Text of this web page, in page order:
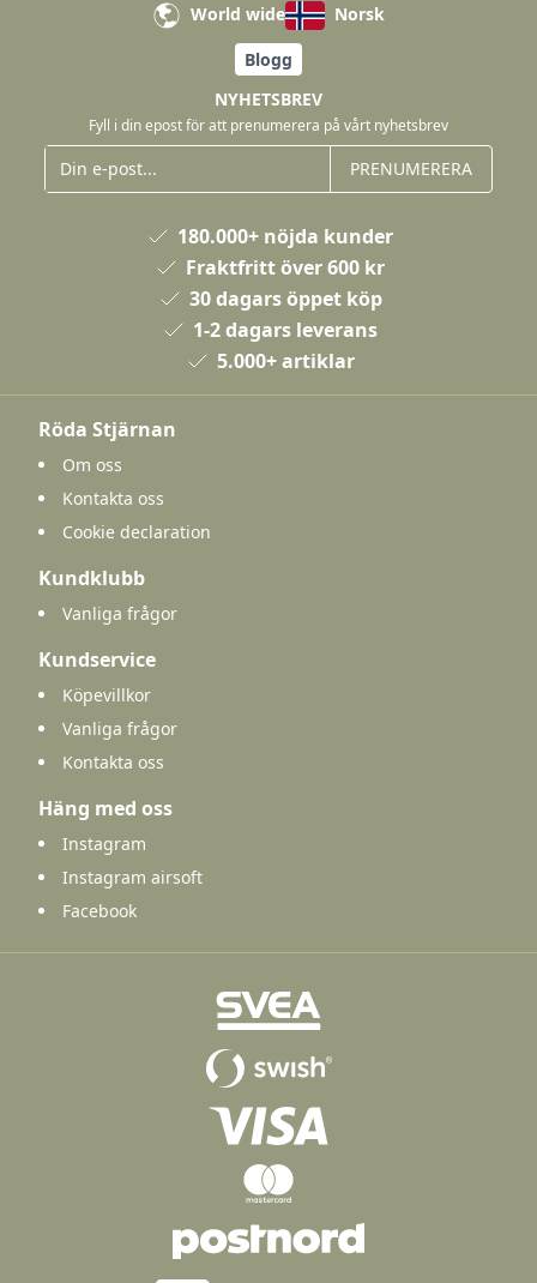
World wide
Norsk
Blogg
NYHETSBREV
Fyll i din epost för att prenumerera på vårt nyhetsbrev
PRENUMERERA
180.000+ nöjda kunder
Fraktfritt över 600 kr
30 dagars öppet köp
1-2 dagars leverans
5.000+ artiklar
Röda Stjärnan
Om oss
Kontakta oss
Cookie declaration
Kundklubb
Vanliga frågor
Kundservice
Köpevillkor
Vanliga frågor
Kontakta oss
Häng med oss
Instagram
Instagram airsoft
Facebook